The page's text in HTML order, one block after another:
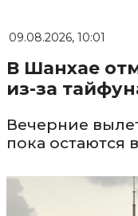
09.08.2026, 10:01
В Шанхае
из-за
Вечерние
пока остаются